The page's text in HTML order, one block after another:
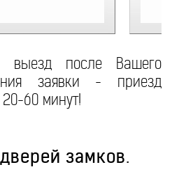
выезд после Вашего
заявки - приезд
60 минут!
замков.